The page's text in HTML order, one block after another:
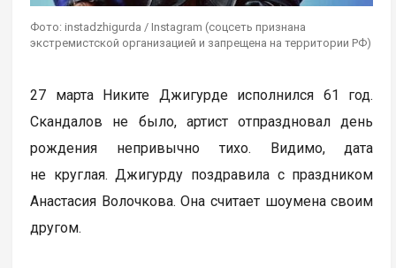
Фото: instadzhigurda / Instagram (соцсеть признана
экстремистской организацией и запрещена на территории РФ)
27 марта Никите Джигурде исполнился 61 год.
Скандалов не было, артист отпраздновал день
рождения непривычно тихо. Видимо, дата
не круглая. Джигурду поздравила с праздником
Анастасия Волочкова. Она считает шоумена своим
другом.